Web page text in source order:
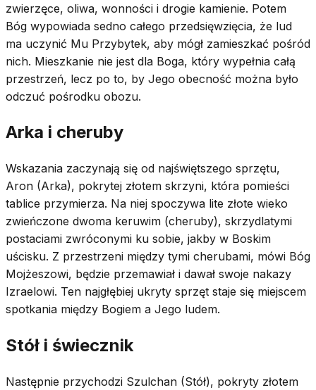
zwierzęce, oliwa, wonności i drogie kamienie. Potem
Bóg wypowiada sedno całego przedsięwzięcia, że lud
ma uczynić Mu Przybytek, aby mógł zamieszkać pośród
nich. Mieszkanie nie jest dla Boga, który wypełnia całą
przestrzeń, lecz po to, by Jego obecność można było
odczuć pośrodku obozu.
Arka i cheruby
Wskazania zaczynają się od najświętszego sprzętu,
Aron (Arka), pokrytej złotem skrzyni, która pomieści
tablice przymierza. Na niej spoczywa lite złote wieko
zwieńczone dwoma keruwim (cheruby), skrzydlatymi
postaciami zwróconymi ku sobie, jakby w Boskim
uścisku. Z przestrzeni między tymi cherubami, mówi Bóg
Mojżeszowi, będzie przemawiał i dawał swoje nakazy
Izraelowi. Ten najgłębiej ukryty sprzęt staje się miejscem
spotkania między Bogiem a Jego ludem.
Stół i świecznik
Następnie przychodzi Szulchan (Stół), pokryty złotem